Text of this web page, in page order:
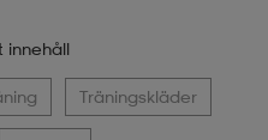
innehåll
Träningskläder